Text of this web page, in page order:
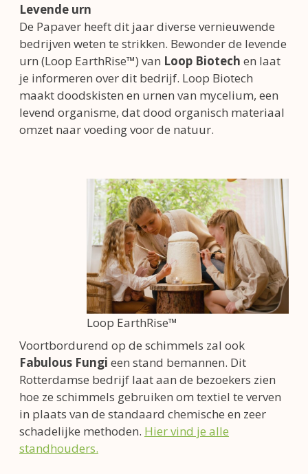
Levende urn
De Papaver heeft dit jaar diverse vernieuwende
bedrijven weten te strikken. Bewonder de levende
urn (Loop EarthRise™) van Loop Biotech en laat
je informeren over dit bedrijf. Loop Biotech
maakt doodskisten en urnen van mycelium, een
levend organisme, dat dood organisch materiaal
omzet naar voeding voor de natuur.
Loop EarthRise™
Voortbordurend op de schimmels zal ook
Fabulous Fungi een stand bemannen. Dit
Rotterdamse bedrijf laat aan de bezoekers zien
hoe ze schimmels gebruiken om textiel te verven
in plaats van de standaard chemische en zeer
schadelijke methoden. Hier vind je alle
standhouders.